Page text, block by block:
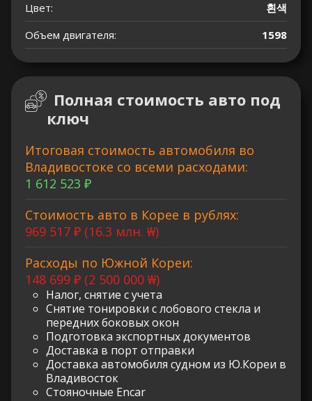
Цвет:
흰색
Объем двигателя:
1598
Полная стоимость авто под
ключ
Итоговая стоимость автомобиля во
Владивостоке со всеми расходами:
1 612 523 ₽
Стоимость авто в Корее в рублях:
969 517 ₽ (16.3 млн. ₩)
Расходы по Южной Кореи:
148 699 ₽ (2 500 000 ₩)
Налог, снятие с учета
Снятие тонировки с лобового стекла и
передних боковых окон
Подготовка экспортных документов
Доставка в порт отправки
Доставка автомобиля судном из Ю.Кореи в
Владивосток
Стояночные Encar